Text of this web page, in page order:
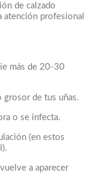
de calzado
atención profesional
más de 20-30
grosor de tus uñas.
o se infecta.
(en estos
a aparecer